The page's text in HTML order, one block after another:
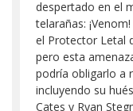
despertado en el
telarañas:
el Protector Letal
pero esta
podría obligarlo a
incluyendo su
Cates y Ryan